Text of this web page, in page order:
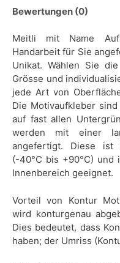
Bewertungen (0)
Meitli mit Name
Handarbeit für Sie
Unikat. Wählen Sie
Grösse und
jede Art von
Die Motivaufkleber
auf fast allen
werden mit einer
angefertigt. Diese ist
(-40°C bis +90°C)
Innenbereich geeignet.
Vorteil von Kontur
wird konturgenau
Dies bedeutet, dass
haben; der Umriss